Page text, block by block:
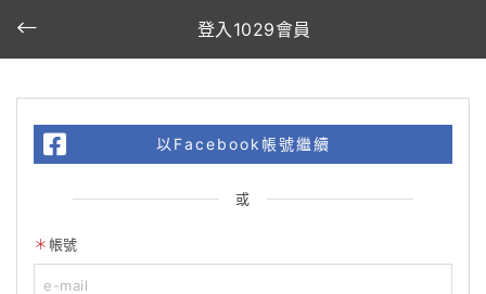
登入1029會員
以Facebook帳號繼續
或
帳號